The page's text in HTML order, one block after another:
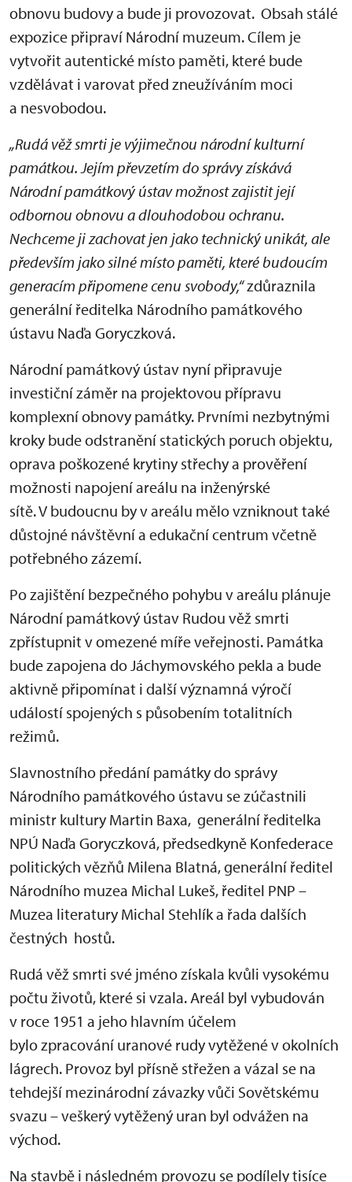
obnovu budovy a bude ji provozovat. Obsah stálé
expozice připraví Národní muzeum. Cílem je
vytvořit autentické místo paměti, které bude
vzdělávat i varovat před zneužíváním moci
a nesvobodou.
„Rudá věž smrti je výjimečnou národní kulturní
památkou. Jejím převzetím do správy získává
Národní památkový ústav možnost zajistit její
odbornou obnovu a dlouhodobou ochranu.
Nechceme ji zachovat jen jako technický unikát, ale
především jako silné místo paměti, které budoucím
generacím připomene cenu svobody,“zdůraznila
generální ředitelka Národního památkového
ústavu Naďa Goryczková.
Národní památkový ústav nyní připravuje
investiční záměr na projektovou přípravu
komplexní obnovy památky. Prvními nezbytnými
kroky bude odstranění statických poruch objektu,
oprava poškozené krytiny střechy a prověření
možnosti napojení areálu na inženýrské
sítě. V budoucnu by v areálu mělo vzniknout také
důstojné návštěvní a edukační centrum včetně
potřebného zázemí.
Po zajištění bezpečného pohybu v areálu plánuje
Národní památkový ústav Rudou věž smrti
zpřístupnit v omezené míře veřejnosti. Památka
bude zapojena do Jáchymovského pekla a bude
aktivně připomínat i další významná výročí
událostí spojených s působením totalitních
režimů.
Slavnostního předání památky do správy
Národního památkového ústavu se zúčastnili
ministr kultury Martin Baxa, generální ředitelka
NPÚ Naďa Goryczková, předsedkyně Konfederace
politických vězňů Milena Blatná, generální ředitel
Národního muzea Michal Lukeš, ředitel PNP –
Muzea literatury Michal Stehlík a řada dalších
čestných hostů.
Rudá věž smrti své jméno získala kvůli vysokému
počtu životů, které si vzala. Areál byl vybudován
v roce 1951 a jeho hlavním účelem
bylo zpracování uranové rudy vytěžené v okolních
lágrech. Provoz byl přísně střežen a vázal se na
tehdejší mezinárodní závazky vůči Sovětskému
svazu – veškerý vytěžený uran byl odvážen na
východ.
Na stavbě i následném provozu se podílely tisíce